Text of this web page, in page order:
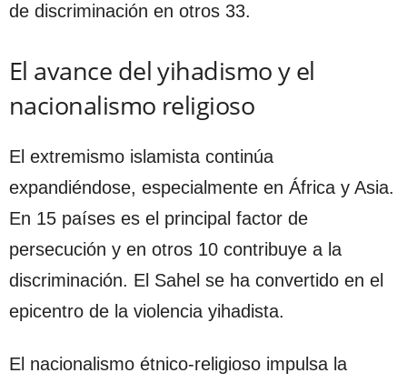
de discriminación en otros 33.
El avance del yihadismo y el
nacionalismo religioso
El extremismo islamista continúa
expandiéndose, especialmente en África y Asia.
En 15 países es el principal factor de
persecución y en otros 10 contribuye a la
discriminación. El Sahel se ha convertido en el
epicentro de la violencia yihadista.
El nacionalismo étnico-religioso impulsa la